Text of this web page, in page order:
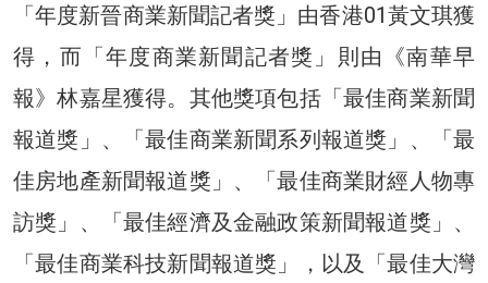
「年度新晉商業新聞記者獎」由香港01黃文琪獲
得，而「年度商業新聞記者獎」則由《南華早
報》林嘉星獲得。其他獎項包括「最佳商業新聞
報道獎」、「最佳商業新聞系列報道獎」、「最
佳房地產新聞報道獎」、「最佳商業財經人物專
訪獎」、「最佳經濟及金融政策新聞報道獎」、
「最佳商業科技新聞報道獎」，以及「最佳大灣